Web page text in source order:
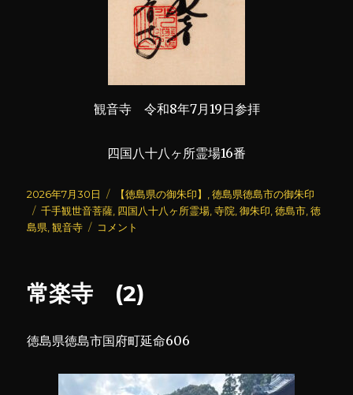
観音寺 令和8年7月19日参拝
四国八十八ヶ所霊場16番
投
稿
日:
2026年7月30日
カ
テ
ゴ
【徳島県の御朱印】 ,徳島県徳島市の御朱印
タ
グ
千手観世音菩薩 四国八十八ヶ所霊場 ,寺院 ,御朱印 ,徳島市 ,徳
島県 ,観音寺
観
コメント
常楽寺 (2)
徳島県徳島市国府町延命606